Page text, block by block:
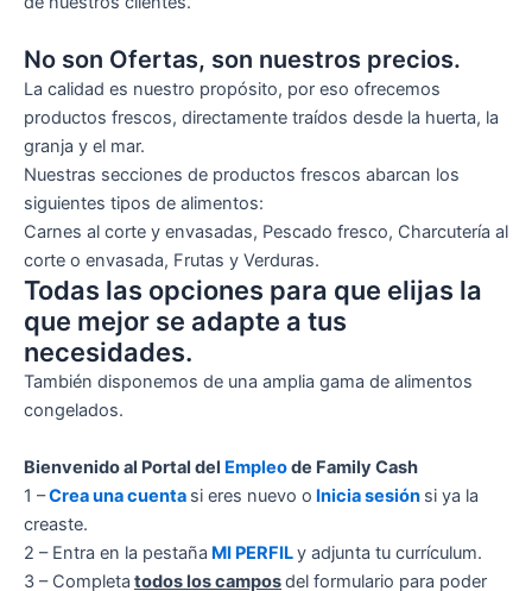
No son Ofertas, son nuestros precios.
La calidad es nuestro propósito, por eso ofrecemos
productos frescos, directamente traídos desde la huerta, la
granja y el mar.
Nuestras secciones de productos frescos abarcan los
siguientes tipos de alimentos:
Carnes al corte y envasadas, Pescado fresco, Charcutería al
corte o envasada, Frutas y Verduras.
Todas las opciones para que elijas la
que mejor se adapte a tus
necesidades.
También disponemos de una amplia gama de alimentos
congelados.
Bienvenido al Portal del Empleode Family Cash
1 –Crea una cuenta si eres nuevo o Inicia sesión si ya la
creaste.
2 – Entra en la pestaña MI PERFILy adjunta tu currículum.
3 – Completa todos los camposdel formulario para poder